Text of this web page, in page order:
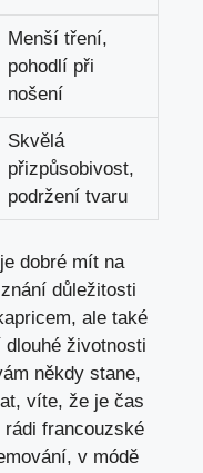
Menší tření,
pohodlí při
nošení
Skvělá
přizpůsobivost,
podržení tvaru
dobré mít na
důležitosti
ale také
životnosti
někdy stane,
víte, že je čas
francouzské
v módě